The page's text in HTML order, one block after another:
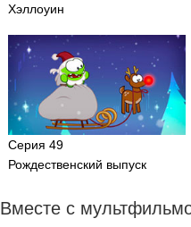
Хэллоуин
Серия 49
Рождественский выпуск
Вместе с